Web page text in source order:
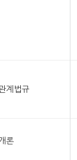
계법규
론